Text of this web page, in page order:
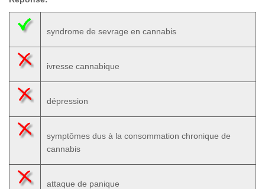
syndrome de sevrage en cannabis
ivresse cannabique
dépression
symptômes dus à la consommation chronique de
cannabis
attaque de panique